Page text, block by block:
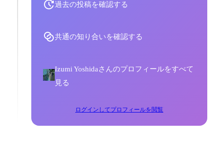
過去の投稿を確認する
共通の知り合いを確認する
Izumi Yoshidaさんのプロフィールをすべて
見る
ログインしてプロフィールを閲覧